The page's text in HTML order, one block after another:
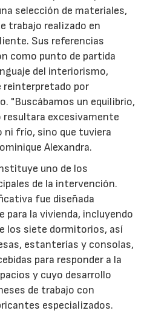
selección de materiales,
trabajo realizado en
Sus referencias
como punto de partida
del interiorismo,
por
"Buscábamos un equilibrio,
resultara excesivamente
ni frío, sino que tuviera
Alexandra.
uno de los
de la intervención.
fue diseñada
para la vivienda, incluyendo
los siete dormitorios, así
estanterías y consolas,
para responder a la
y cuyo desarrollo
de trabajo con
especializados.